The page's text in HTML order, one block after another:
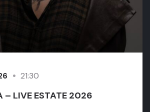
21:30
– LIVE ESTATE 2026